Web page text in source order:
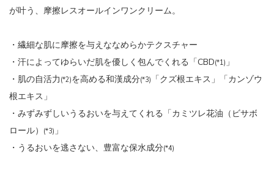
が叶う、摩擦レスオールインワンクリーム。
・繊細な肌に摩擦を与えななめらかテクスチャー
・汗によってゆらいだ肌を優しく包んでくれる「CBD(*1)」
・肌の自活力 (*2)を高める和漢成分(*3) 「クズ根エキス」「カンゾウ
根エキス」
・みずみずしいうるおいを与えてくれる「カミツレ花油（ビサボ
ロール）
(*3)」
・うるおいを逃さない、豊富な保水成分(*4)